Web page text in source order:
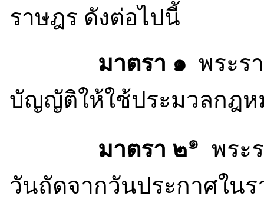
ราษฎร ดังต่อไปนี้
มาตรา ๑ พระร
บัญญัติให้ใช้ประมวลกฎ
มาตรา ๒๑
พระ
วันถัดจากวันประกาศใน